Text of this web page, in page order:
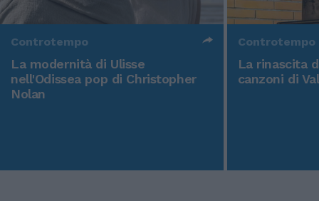
Controtempo
La modernità di Ulisse
nell'Odissea pop di Christopher
Nolan
Controtempo
La rinascita
canzoni di